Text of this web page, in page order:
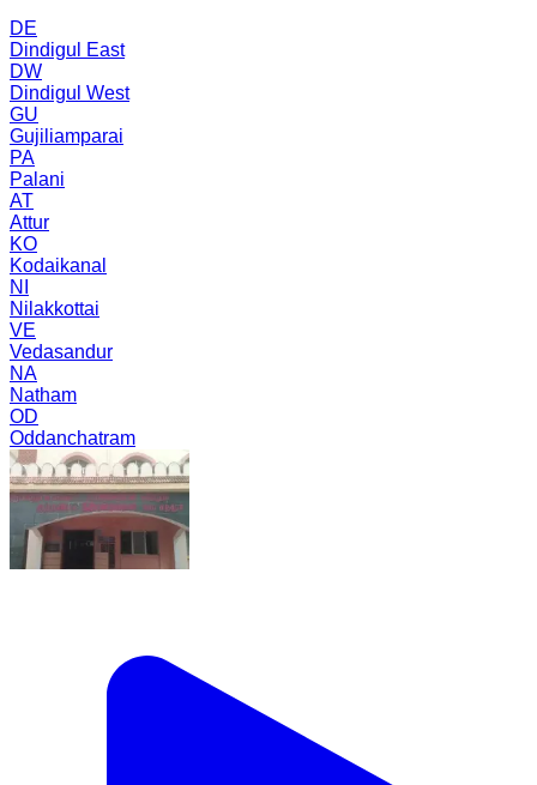
DE
Dindigul East
DW
Dindigul West
GU
Gujiliamparai
PA
Palani
AT
Attur
KO
Kodaikanal
NI
Nilakkottai
VE
Vedasandur
NA
Natham
OD
Oddanchatram